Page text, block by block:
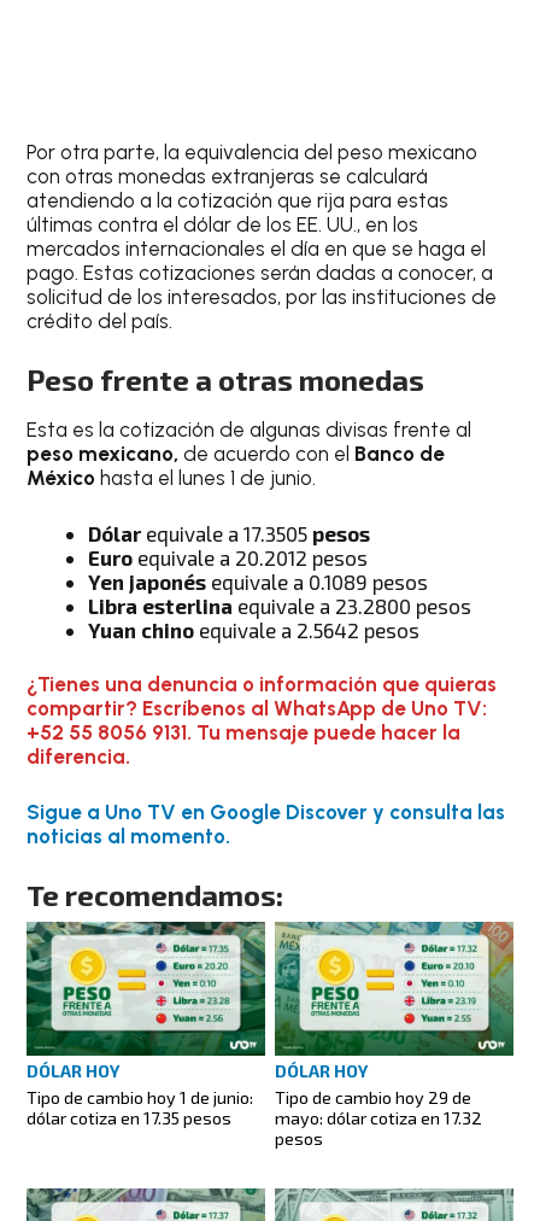
Por otra parte, la equivalencia del peso mexicano
con otras monedas extranjeras se calculará
atendiendo a la cotización que rija para estas
últimas contra el dólar de los EE. UU., en los
mercados internacionales el día en que se haga el
pago. Estas cotizaciones serán dadas a conocer, a
solicitud de los interesados, por las instituciones de
crédito del país.
Peso frente a otras monedas
Esta es la cotización de algunas divisas frente al
peso mexicano, de acuerdo con el Banco de
México hasta el lunes 1 de junio.
Dólar equivale a 17.3505 pesos
Euro equivale a 20.2012 pesos
Yen japonés equivale a 0.1089 pesos
Libra esterlina equivale a 23.2800 pesos
Yuan chino equivale a 2.5642 pesos
¿Tienes una denuncia o información que quieras
compartir? Escríbenos al WhatsApp de Uno TV:
+52 55 8056 9131. Tu mensaje puede hacer la
diferencia.
Sigue a Uno TV en Google Discover y consulta las
noticias al momento.
Te recomendamos:
DÓLAR HOY
Tipo de cambio hoy 1 de junio:
dólar cotiza en 17.35 pesos
DÓLAR HOY
Tipo de cambio hoy 29 de
mayo: dólar cotiza en 17.32
pesos